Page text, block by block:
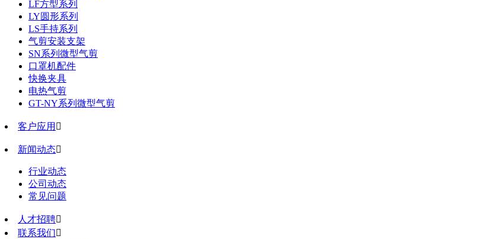
LF方型系列
LY圆形系列
LS手持系列
气剪安装支架
SN系列微型气剪
口罩机配件
快换夹具
电热气剪
GT-NY系列微型气剪
客户应用 
新闻动态
行业动态
公司动态
常见问题
人才招聘
联系我们